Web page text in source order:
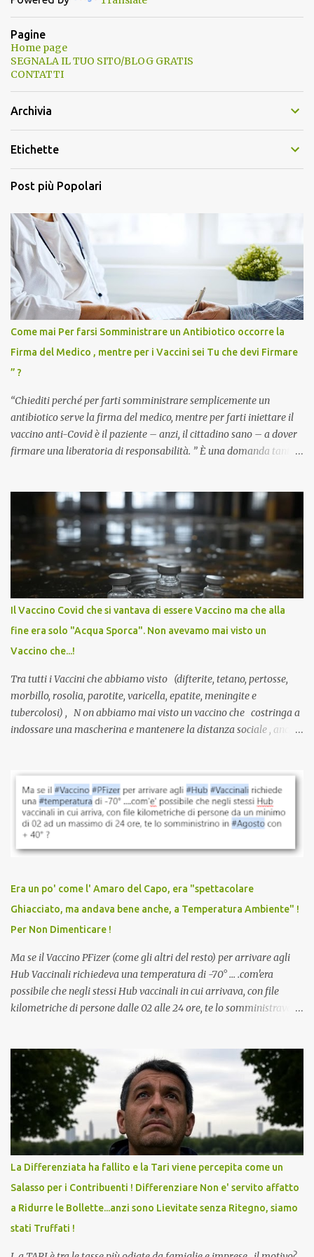
Pagine
Home page
SEGNALA IL TUO SITO/BLOG GRATIS
CONTATTI
Archivia
Etichette
Post più Popolari
Come mai Per farsi Somministrare un Antibiotico occorre la
Firma del Medico , mentre per i Vaccini sei Tu che devi Firmare
” ?
“Chiediti perché per farti somministrare semplicemente un
antibiotico serve la firma del medico, mentre per farti iniettare il
vaccino anti-Covid è il paziente – anzi, il cittadino sano – a dover
firmare una liberatoria di responsabilità. ” È una domanda tanto
pandemia. Un interrogativo che dovrebbe scuotere chiunque abbia
ancora il coraggio di pensare con la propria testa. Per il vaccino
anti-Covid, un pro-farmaco, con autorizzazione condizionata,
sviluppato in tempi record, con tecnologie mai utilizzate prima su
larga scala, ancora oggetto di studio e di discussione
internazionale serve solo una firma. La tua. Lo si somministra
anche a persone sane, giovani, senza fattori di rischio, spesso già
serve una prescrizione. Non c’è diagnosi. Non c’è presa in carico.
L’unico atto richiesto è una fi...
Il Vaccino Covid che si vantava di essere Vaccino ma che alla
fine era solo "Acqua Sporca". Non avevamo mai visto un
Vaccino che...!
Tra tutti i Vaccini che abbiamo visto (difterite, tetano, pertosse,
morbillo, rosolia, parotite, varicella, epatite, meningite e
tubercolosi) , N on abbiamo mai visto un vaccino che costringa a
indossare una mascherina e mantenere la distanza sociale , anche
vaccinazione. Non avevamo mai sentito parlare di ricompense,
sconti, incentivi per vaccinarsi. Non avevamo mai visto
discriminazioni per coloro che non l’hanno fatto. Se non sei stato
vaccinato, nessuno aveva prima cercato di farti sentire una
persona cattiva. Non avevamo mai visto un vaccino che minacci le
vaccino usato per minacciare i mezzi di sussistenza, il lavoro o la
scuola. Non avevamo mai visto un vaccino che permettesse a un
dodicenne di ignorare il consenso dei genitori. Dopo tutti i vaccini
che abbiamo elencato sopra...
Era un po' come l' Amaro del Capo, era "spettacolare
Ghiacciato, ma andava bene anche, a Temperatura Ambiente" !
Per Non Dimenticare !
Ma se il Vaccino PFizer (come gli altri del resto) per arrivare agli
Hub Vaccinali richiedeva una temperatura di -70° ... .com'era
possibile che negli stessi Hub vaccinali in cui arrivava, con file
kilometriche di persone dalle 02 alle 24 ore, te lo somministravano
Vaccino come: l' Amaro del Capo, era "spettacolare Ghiacciato, ma
andava bene anche, a Temperatura Ambiente"! Riproponiamo
l'articolo per NON Dimenticare!
La Differenziata ha fallito e la Tari viene percepita come un
Salasso per i Contribuenti ! Differenziare Non e' servito affatto
a Ridurre le Bollette...anzi sono Lievitate senza Ritegno, siamo
stati Truffati !